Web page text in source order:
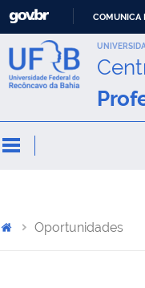
COMUNICA
Oportunidades